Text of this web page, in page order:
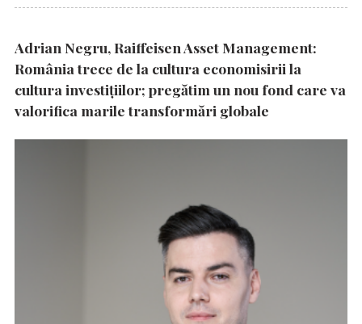
Adrian Negru, Raiffeisen Asset Management:
România trece de la cultura economisirii la
cultura investițiilor; pregătim un nou fond care va
valorifica marile transformări globale